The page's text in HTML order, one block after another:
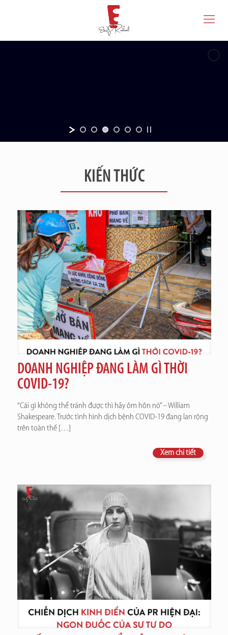
KIẾN THỨC
DOANH NGHIỆP ĐANG LÀM GÌ THỜI
COVID-19?
“Cái gì không thể tránh được thì hãy ôm hôn nó” – William
Shakespeare. Trước tình hình dịch bệnh COVID-19 đang lan rộng
trên toàn thế[…]
Xem chi tiết